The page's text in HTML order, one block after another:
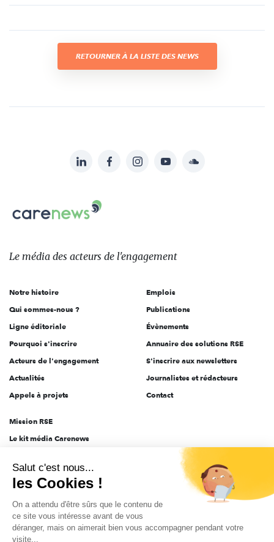
RETOURNER À LA LISTE DES NEWS
sur:
LinkedInFacebookInstagramYouTubeSoundcloud
Le
des
l'engagement
Le média des acteurs de l'engagement
Notre histoire
Qui sommes-nous ?
Ligne éditoriale
Pourquoi s'inscrire
Acteurs de l'engagement
Actualités
Appels à projets
Emplois
Publications
Évènements
Annuaire des solutions RSE
S'inscrire aux newsletters
Journalistes et rédacteurs
Contact
Mission RSE
Le kit média Carenews
AEF info
Novethic
PRODURABLE
Inclusiv Day
Salut c'est nous...
les Cookies !
On a attendu d'être sûrs que le contenu de
ce site vous intéresse avant de vous
déranger, mais on aimerait bien vous accompagner pendant votre
visite...